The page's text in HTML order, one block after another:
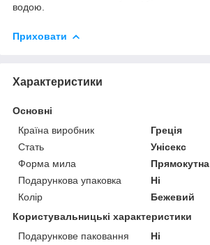
водою.
Приховати
Характеристики
Основні
Країна виробник
Греція
Стать
Унісекс
Форма мила
Прямокутна
Подарункова упаковка
Ні
Колір
Бежевий
Користувальницькі характеристики
Подарункове паковання
Ні